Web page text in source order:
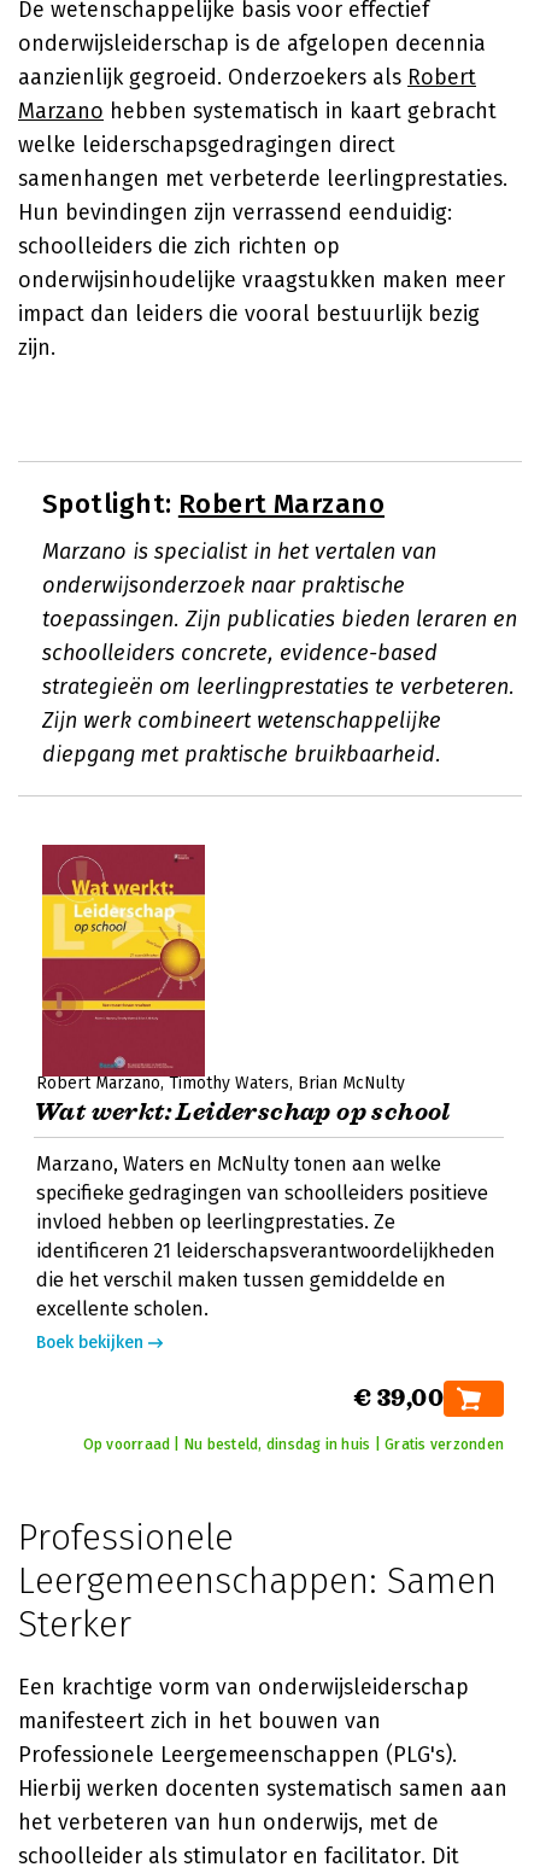
De wetenschappelijke basis voor effectief
onderwijsleiderschap is de afgelopen decennia
aanzienlijk gegroeid. Onderzoekers als Robert
Marzano hebben systematisch in kaart gebracht
welke leiderschapsgedragingen direct
samenhangen met verbeterde leerlingprestaties.
Hun bevindingen zijn verrassend eenduidig:
schoolleiders die zich richten op
onderwijsinhoudelijke vraagstukken maken meer
impact dan leiders die vooral bestuurlijk bezig
zijn.
Spotlight: Robert Marzano
Marzano is specialist in het vertalen van
onderwijsonderzoek naar praktische
toepassingen. Zijn publicaties bieden leraren en
schoolleiders concrete, evidence-based
strategieën om leerlingprestaties te verbeteren.
Zijn werk combineert wetenschappelijke
diepgang met praktische bruikbaarheid.
Robert Marzano Timothy Waters Brian McNulty
Wat werkt: Leiderschap op school
Marzano, Waters en McNulty tonen aan welke
specifieke gedragingen van schoolleiders positieve
invloed hebben op leerlingprestaties. Ze
identificeren 21 leiderschapsverantwoordelijkheden
die het verschil maken tussen gemiddelde en
excellente scholen.
Boek bekijken
€ 39,00
Op voorraad | Nu besteld, dinsdag in huis | Gratis verzonden
Professionele
Leergemeenschappen: Samen
Sterker
Een krachtige vorm van onderwijsleiderschap
manifesteert zich in het bouwen van
Professionele Leergemeenschappen (PLG's).
Hierbij werken docenten systematisch samen aan
het verbeteren van hun onderwijs, met de
schoolleider als stimulator en facilitator. Dit